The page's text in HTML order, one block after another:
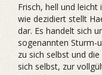
Frisch, hell und
wie dezidiert stellt
dar. Es handelt sich
sogenannten Sturm-
zu sich selbst und
sich selbst, zur